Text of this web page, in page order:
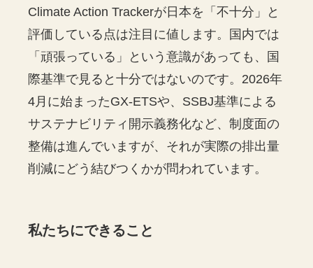
Climate Action Trackerが日本を「不十分」と
評価している点は注目に値します。国内では
「頑張っている」という意識があっても、国
際基準で見ると十分ではないのです。2026年
4月に始まったGX-ETSや、SSBJ基準による
サステナビリティ開示義務化など、制度面の
整備は進んでいますが、それが実際の排出量
削減にどう結びつくかが問われています。
私たちにできること